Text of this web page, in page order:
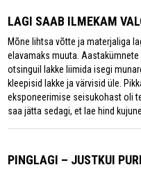
LAGI SAAB ILMEKAM
Mõne lihtsa võtte ja ma­terjaliga
elavamaks muuta.
otsinguil lakke liimida isegi
kleepisid lakke ja värvisid üle.
eksponeerimise seisukohast oli
saa jätta sedagi, et lae hind
PINGLAGI – JUSTKUI